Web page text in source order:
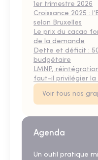
1er trimestre 2026
Croissance 2025 :
selon Bruxelles
Le prix du cacao
de la demande
Dette et déficit :
budgétaire
LMNP,
faut-il privilégier la
Voir tous nos
Agenda
Un outil pratique